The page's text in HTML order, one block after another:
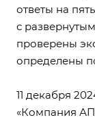
ответы на
с
проверены
определены
11 декабря
«Компания